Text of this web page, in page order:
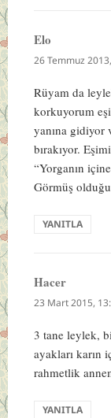
Elo
ki:
26 Temmuz
Rüyam da
korkuyorum
yanına gidiyor
bırakıyor.
“Yorganın
Görmüş
YANITLA
Hacerdedi
ki:
23 Mart 2015,
3 tane leylek,
ayakları karın
rahmetlik
YANITLA